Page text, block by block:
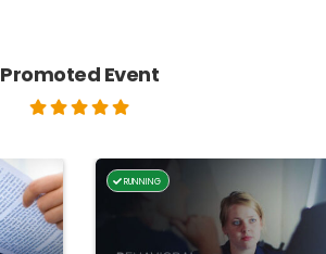
Promoted Event
RUNNING